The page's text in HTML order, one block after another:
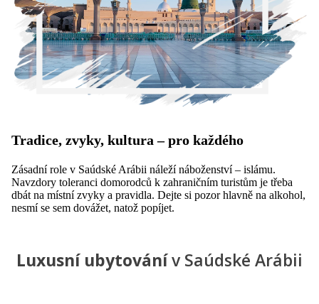
Tradice, zvyky, kultura – pro každého
Zásadní role v Saúdské Arábii náleží náboženství – islámu.
Navzdory toleranci domorodců k zahraničním turistům je třeba
dbát na místní zvyky a pravidla. Dejte si pozor hlavně na alkohol,
nesmí se sem dovážet, natož popíjet.
Luxusní ubytovánív Saúdské Arábii